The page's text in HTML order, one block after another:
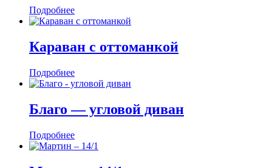
Подробнее
Караван с оттоманкой
Подробнее
Благо — угловой диван
Подробнее